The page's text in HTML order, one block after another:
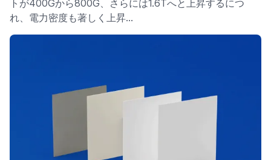
トが400Gから800G、さらには1.6Tへと上昇するにつ
れ、電力密度も著しく上昇…